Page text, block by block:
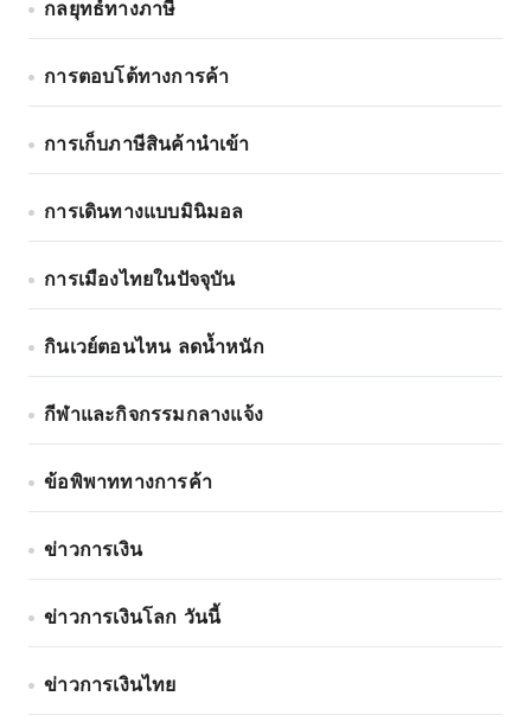
กลยุทธ์ทางภาษี
การตอบโต้ทางการค้า
การเก็บภาษีสินค้านำเข้า
การเดินทางแบบมินิมอล
การเมืองไทยในปัจจุบัน
กินเวย์ตอนไหน ลดน้ำหนัก
กีฬาและกิจกรรมกลางแจ้ง
ข้อพิพาททางการค้า
ข่าวการเงิน
ข่าวการเงินโลก วันนี้
ข่าวการเงินไทย